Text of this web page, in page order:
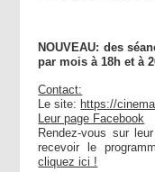
NOUVEAU: des
par mois à 18h et à
Contact:
Le site: https://
Leur page Facebook
Rendez-vous sur
recevoir le
cliquez ici !